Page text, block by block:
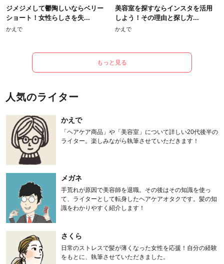
ジメジメして鬱陶しいならベリー
ショート！女性らしさを失...
かえで
美容室を探すならインスタを活用
しよう！その理由と探し方...
かえで
もっと見る
人気のライター
かえで
「ヘアケア商品」や「美容室」について詳しい20代後半の
ライター。楽しみながら執筆させていただきます！
メガネ
手荒れが原因で美容師を退職。その後はその知識を使っ
て、ライターとして転身したヘアケアオタクです。髪の知
識をわかりやすく紹介します！
さくら
日常のストレスで髪が薄くなった女性を応援！自分の経験
をもとに、執筆させていただきました。